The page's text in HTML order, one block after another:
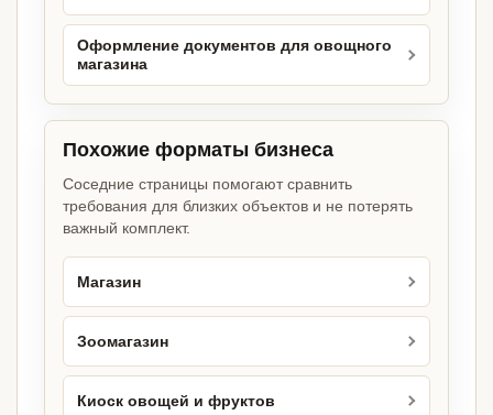
Оформление документов для овощного
магазина
Похожие форматы бизнеса
Соседние страницы помогают сравнить
требования для близких объектов и не потерять
важный комплект.
Магазин
Зоомагазин
Киоск овощей и фруктов